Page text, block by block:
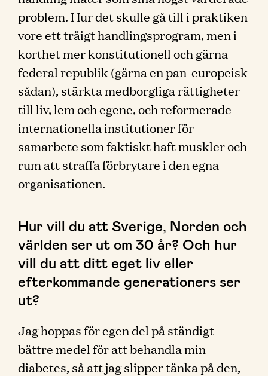
problem. Hur det skulle gå till i praktiken
vore ett träigt handlingsprogram, men i
korthet mer konstitutionell och gärna
federal republik (gärna en pan-europeisk
sådan), stärkta medborgliga rättigheter
till liv, lem och egene, och reformerade
internationella institutioner för
samarbete som faktiskt haft muskler och
rum att straffa förbrytare i den egna
organisationen.
Hur vill du att Sverige, Norden och
världen ser ut om 30 år? Och hur
vill du att ditt eget liv eller
efterkommande generationers ser
ut?
Jag hoppas för egen del på ständigt
bättre medel för att behandla min
diabetes, så att jag slipper tänka på den,